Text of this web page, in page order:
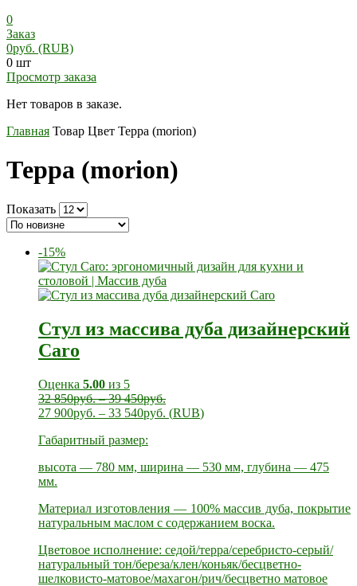
0
Заказ
0руб. (RUB)
0 шт
Просмотр заказа
Нет товаров в заказе.
Главная Товар Цвет Терра (morion)
Терра (morion)
Показать
-15%
Стул из массива дуба дизайнерский
Caro
Оценка 5.00 из 5
32 850руб.–39 450руб.
27 900руб. – 33 540руб. (RUB)
Габаритный размер:
высота — 780 мм, ширина — 530 мм, глубина — 475
мм.
Материал изготовления — 100% массив дуба, покрытие
натуральным маслом с содержанием воска.
Цветовое исполнение: седой/терра/серебристо-серый/
натуральный тон/береза/клен/коньяк/бесцветно-
шелковисто-матовое/махагон/рич/бесцветно матовое